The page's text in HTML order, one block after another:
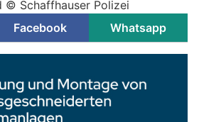
© Schaffhauser Polizei
Facebook Whatsapp